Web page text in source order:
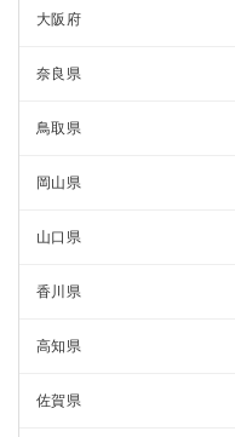
大阪府
奈良県
鳥取県
岡山県
山口県
香川県
高知県
佐賀県